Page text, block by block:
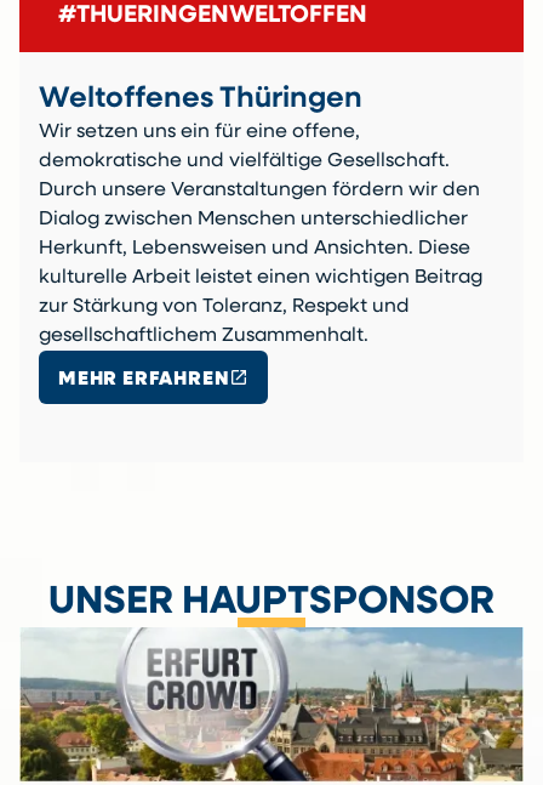
#THUERINGENWELTOFFEN
Weltoffenes Thüringen
Wir setzen uns ein für eine offene,
demokratische und vielfältige Gesellschaft.
Durch unsere Veranstaltungen fördern wir den
Dialog zwischen Menschen unterschiedlicher
Herkunft, Lebensweisen und Ansichten. Diese
kulturelle Arbeit leistet einen wichtigen Beitrag
zur Stärkung von Toleranz, Respekt und
gesellschaftlichem Zusammenhalt.
MEHR ERFAHRENopen_in_new
UNSER HAUPTSPONSOR